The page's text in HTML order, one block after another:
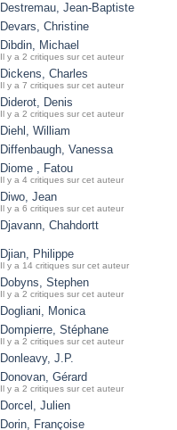
Destremau, Jean-Baptiste
Devars, Christine
Dibdin, Michael
Il y a 2 critiques sur cet auteur
Dickens, Charles
Il y a 7 critiques sur cet auteur
Diderot, Denis
Il y a 2 critiques sur cet auteur
Diehl, William
Diffenbaugh, Vanessa
Diome , Fatou
Il y a 4 critiques sur cet auteur
Diwo, Jean
Il y a 6 critiques sur cet auteur
Djavann, Chahdortt
Djian, Philippe
Il y a 14 critiques sur cet auteur
Dobyns, Stephen
Il y a 2 critiques sur cet auteur
Dogliani, Monica
Dompierre, Stéphane
Il y a 2 critiques sur cet auteur
Donleavy, J.P.
Donovan, Gérard
Il y a 2 critiques sur cet auteur
Dorcel, Julien
Dorin, Françoise